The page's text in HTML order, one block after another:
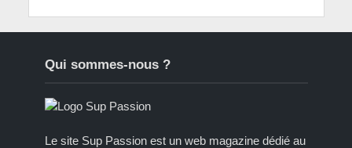
Qui sommes-nous ?
Le site Sup Passion est un web magazine dédié au